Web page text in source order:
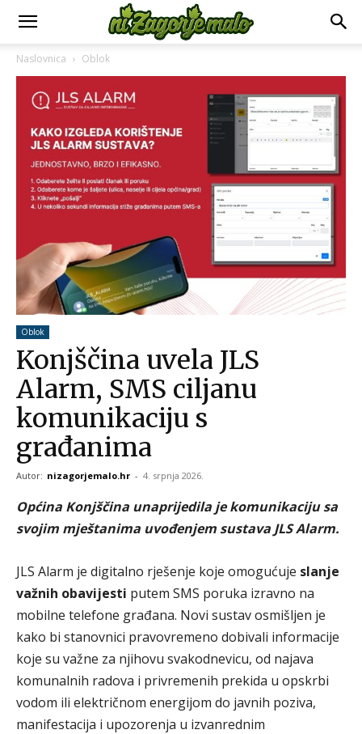
Naslovnica Oblok
Oblok
Konjščina uvela JLS
Alarm, SMS ciljanu
komunikaciju s
građanima
Autor: nizagorjemalo.hr - 4. srpnja 2026.
Općina Konjščina unaprijedila je komunikaciju sa
svojim mještanima uvođenjem sustava JLS Alarm.
JLS Alarm je digitalno rješenje koje omogućuje slanje
važnih obavijesti putem SMS poruka izravno na
mobilne telefone građana. Novi sustav osmišljen je
kako bi stanovnici pravovremeno dobivali informacije
koje su važne za njihovu svakodnevicu, od najava
komunalnih radova i privremenih prekida u opskrbi
vodom ili električnom energijom do javnih poziva,
manifestacija i upozorenja u izvanrednim